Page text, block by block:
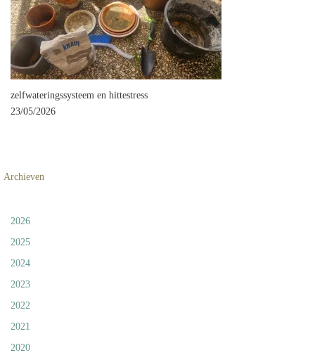
zelfwateringssysteem en hittestress
23/05/2026
Archieven
2026
2025
2024
2023
2022
2021
2020